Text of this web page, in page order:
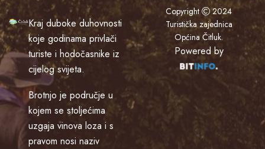
Kraj duboke duhovnosti
koje godinama privlači
turiste i hodočasnike iz
cijelog svijeta.
Brotnjo je područje u
kojem se stoljećima
uzgaja vinova loza i s
pravom nosi naziv
Copyright
2024
Turistička zajednica
Općina Čitluk.
Powered by